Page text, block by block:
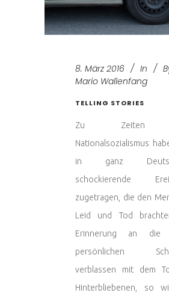
8. März 2016 In
Mario Wallenfang
TELLING STORIES
Zu Zeiten
Nationalsozialismus
in ganz
schockierende
zugetragen, die den
Leid und Tod
Erinnerung an die
persönlichen
verblassen mit dem
Hinterbliebenen, so